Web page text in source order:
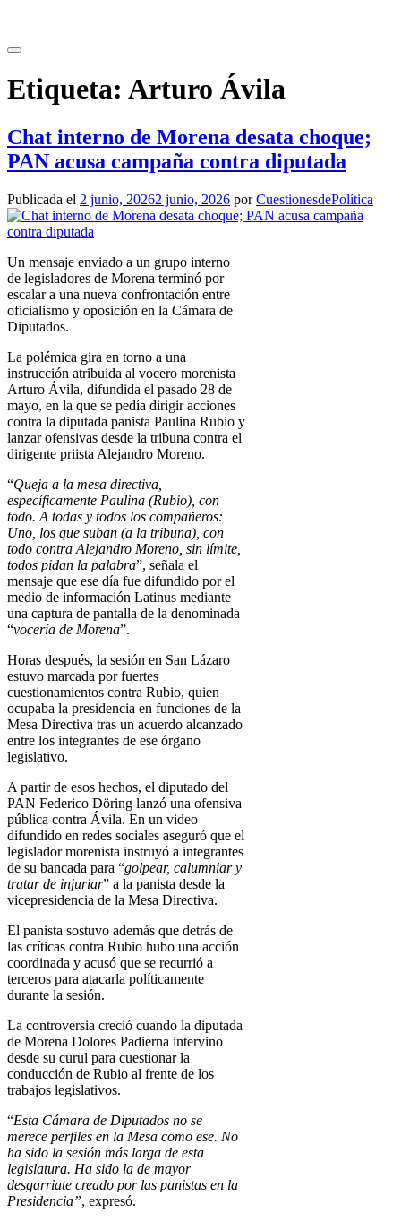
contenido
Etiqueta: Arturo Ávila
Chat interno de Morena desata choque;
PAN acusa campaña contra diputada
Publicada el 2 junio, 20262 junio, 2026 porCuestionesdePolítica
Un mensaje enviado a un grupo interno
de legisladores de Morena terminó por
escalar a una nueva confrontación entre
oficialismo y oposición en la Cámara de
Diputados.
La polémica gira en torno a una
instrucción atribuida al vocero morenista
Arturo Ávila, difundida el pasado 28 de
mayo, en la que se pedía dirigir acciones
contra la diputada panista Paulina Rubio y
lanzar ofensivas desde la tribuna contra el
dirigente priista Alejandro Moreno.
“Queja a la mesa directiva,
específicamente Paulina (Rubio), con
todo. A todas y todos los compañeros:
Uno, los que suban (a la tribuna), con
todo contra Alejandro Moreno, sin límite,
todos pidan la palabra”, señala el
mensaje que ese día fue difundido por el
medio de información Latinus mediante
una captura de pantalla de la denominada
“vocería de Morena”.
Horas después, la sesión en San Lázaro
estuvo marcada por fuertes
cuestionamientos contra Rubio, quien
ocupaba la presidencia en funciones de la
Mesa Directiva tras un acuerdo alcanzado
entre los integrantes de ese órgano
legislativo.
A partir de esos hechos, el diputado del
PAN Federico Döring lanzó una ofensiva
pública contra Ávila. En un video
difundido en redes sociales aseguró que el
legislador morenista instruyó a integrantes
de su bancada para “golpear, calumniar y
tratar de injuriar” a la panista desde la
vicepresidencia de la Mesa Directiva.
El panista sostuvo además que detrás de
las críticas contra Rubio hubo una acción
coordinada y acusó que se recurrió a
terceros para atacarla políticamente
durante la sesión.
La controversia creció cuando la diputada
de Morena Dolores Padierna intervino
desde su curul para cuestionar la
conducción de Rubio al frente de los
trabajos legislativos.
“Esta Cámara de Diputados no se
merece perfiles en la Mesa como ese. No
ha sido la sesión más larga de esta
legislatura. Ha sido la de mayor
desgarriate creado por las panistas en la
Presidencia”, expresó.